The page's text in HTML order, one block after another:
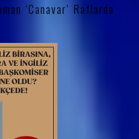
‘Canavar’ Raflarda